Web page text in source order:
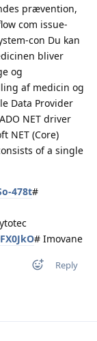
prævention,
com issue-
con Du kan
bliver
og
af medicin og
Data Provider
NET driver
NET (Core)
of a single
478t#
# Imovane
Reply